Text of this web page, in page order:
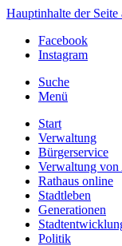
Hauptinhalte der Seite
Facebook
Instagram
Suche
Menü
Start
Verwaltung
Bürgerservice
Verwaltung von
Rathaus online
Stadtleben
Generationen
Politik